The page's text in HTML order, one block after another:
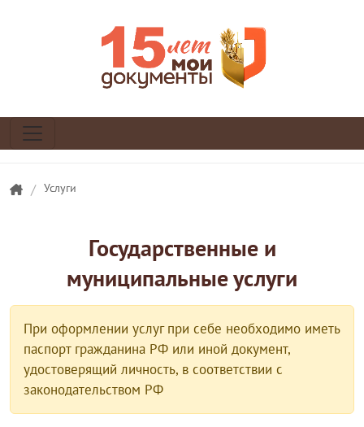
/ Услуги
Государственные и
муниципальные услуги
При оформлении услуг при себе необходимо иметь
паспорт гражданина РФ или иной документ,
удостоверящий личность, в соответствии с
законодательством РФ